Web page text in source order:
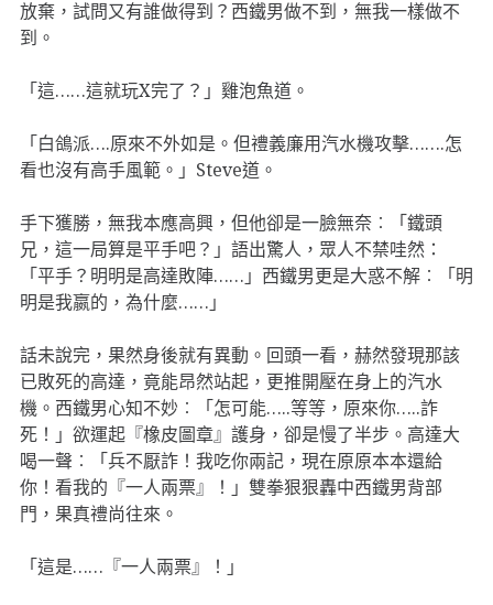
放棄，試問又有誰做得到？西鐵男做不到，無我一樣做不
到。
「這……這就玩X完了？」雞泡魚道。
「白鴿派….原來不外如是。但禮義廉用汽水機攻擊…….怎
看也沒有高手風範。」Steve道。
手下獲勝，無我本應高興，但他卻是一臉無奈︰「鐵頭
兄，這一局算是平手吧？」語出驚人，眾人不禁哇然：
「平手？明明是高達敗陣……」西鐵男更是大惑不解︰「明
明是我嬴的，為什麼……」
話未說完，果然身後就有異動。回頭一看，赫然發現那該
已敗死的高達，竟能昂然站起，更推開壓在身上的汽水
機。西鐵男心知不妙︰「怎可能…..等等，原來你…..詐
死！」欲運起『橡皮圖章』護身，卻是慢了半步。高達大
喝一聲︰「兵不厭詐！我吃你兩記，現在原原本本還給
你！看我的『一人兩票』！」雙拳狠狠轟中西鐵男背部
門，果真禮尚往來。
「這是……『一人兩票』！」